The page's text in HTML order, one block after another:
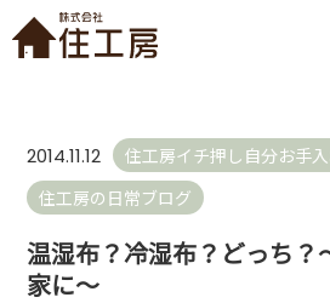
2014.11.12
住工房イチ押し自分お手
住工房の日常ブログ
温湿布？冷湿布？どっち？
家に～